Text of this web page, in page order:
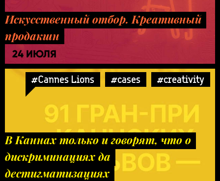
Искусственный отбор. Креативный
продакшн
24 ИЮЛЯ
#Cannes Lions #cases #creativity
В Каннах только и говорят, что о
дискриминациях да
дестигматизациях